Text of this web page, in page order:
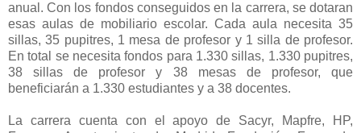
anual. Con los fondos conseguidos en la carrera, se dotaran
esas aulas de mobiliario escolar. Cada aula necesita 35
sillas, 35 pupitres, 1 mesa de profesor y 1 silla de profesor.
En total se necesita fondos para 1.330 sillas, 1.330 pupitres,
38 sillas de profesor y 38 mesas de profesor, que
beneficiarán a 1.330 estudiantes y a 38 docentes.
La carrera cuenta con el apoyo de Sacyr, Mapfre, HP,